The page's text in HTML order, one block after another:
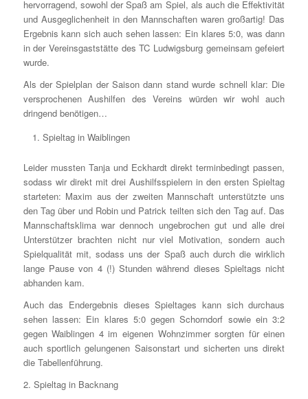
hervorragend, sowohl der Spaß am Spiel, als auch die Effektivität
und Ausgeglichenheit in den Mannschaften waren großartig! Das
Ergebnis kann sich auch sehen lassen: Ein klares 5:0, was dann
in der Vereinsgaststätte des TC Ludwigsburg gemeinsam gefeiert
wurde.
Als der Spielplan der Saison dann stand wurde schnell klar: Die
versprochenen Aushilfen des Vereins würden wir wohl auch
dringend benötigen…
Spieltag in Waiblingen
Leider mussten Tanja und Eckhardt direkt terminbedingt passen,
sodass wir direkt mit drei Aushilfsspielern in den ersten Spieltag
starteten: Maxim aus der zweiten Mannschaft unterstützte uns
den Tag über und Robin und Patrick teilten sich den Tag auf. Das
Mannschaftsklima war dennoch ungebrochen gut und alle drei
Unterstützer brachten nicht nur viel Motivation, sondern auch
Spielqualität mit, sodass uns der Spaß auch durch die wirklich
lange Pause von 4 (!) Stunden während dieses Spieltags nicht
abhanden kam.
Auch das Endergebnis dieses Spieltages kann sich durchaus
sehen lassen: Ein klares 5:0 gegen Schorndorf sowie ein 3:2
gegen Waiblingen 4 im eigenen Wohnzimmer sorgten für einen
auch sportlich gelungenen Saisonstart und sicherten uns direkt
die Tabellenführung.
2. Spieltag in Backnang